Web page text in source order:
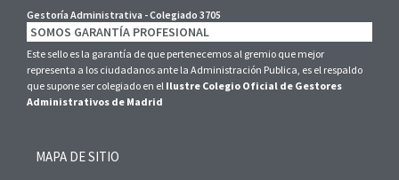
Gestoría Administrativa - Colegiado 3705
SOMOS GARANTÍA PROFESIONAL
Este sello es la garantía de que pertenecemos al gremio que mejor
representa a los ciudadanos ante la Administración Publica, es el respaldo
que supone ser colegiado en el Ilustre Colegio Oficial de Gestores
Administrativos de Madrid
MAPA DE SITIO